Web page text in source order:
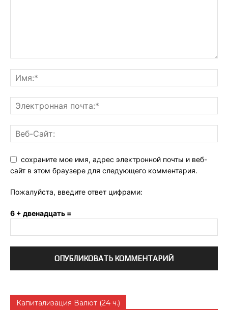
сохраните мое имя, адрес электронной почты и веб-
сайт в этом браузере для следующего комментария.
Пожалуйста, введите ответ цифрами:
6 + двенадцать =
Капитализация Валют (24 ч.)